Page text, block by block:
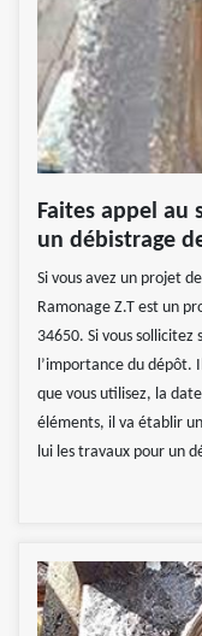
Faites appel au
un débistrage
Si vous avez un projet
Ramonage Z.T est un
34650. Si vous sollicitez
l’importance du dépôt.
que vous utilisez, la
éléments, il va établir
lui les travaux pour un